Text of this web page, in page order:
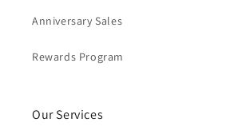
Anniversary Sales
Rewards Program
Our Services